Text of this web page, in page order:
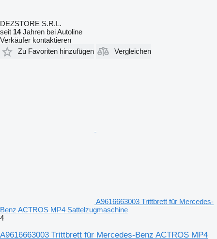
DEZSTORE S.R.L.
seit 14Jahren bei Autoline
Verkäufer kontaktieren
Zu Favoriten hinzufügen
Vergleichen
A9616663003 Trittbrett für Mercedes-
Benz ACTROS MP4 Sattelzugmaschine
4
A9616663003 Trittbrett für Mercedes-Benz ACTROS MP4